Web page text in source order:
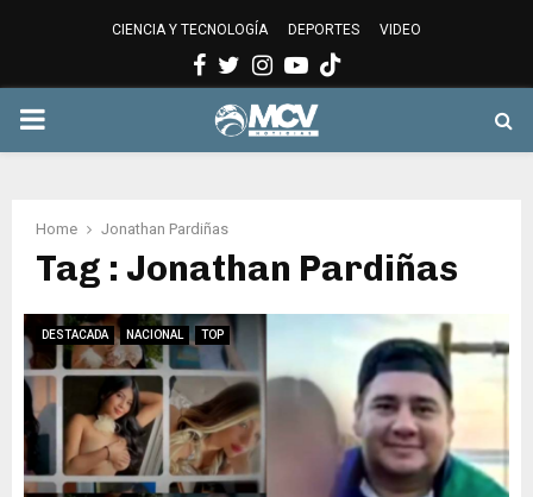
CIENCIA Y TECNOLOGÍA DEPORTES VIDEO
Facebook
Twitter
Instagram
Youtube
PRIMARY
Home Jonathan Pardiñas
Tag : Jonathan Pardiñas
DESTACADA NACIONAL TOP